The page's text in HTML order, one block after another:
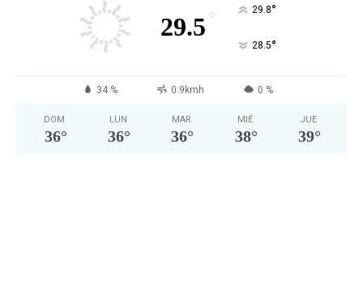
29.5 ° 29.8°
28.5°
34 % 0.9kmh 0 %
DOM
36°
LUN
36°
MAR
36°
MIÉ
38°
JUE
39°